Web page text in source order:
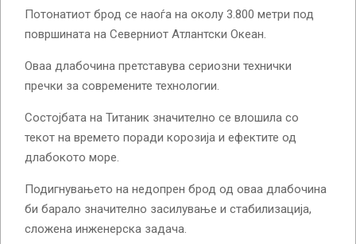
Потонатиот брод се наоѓа на околу 3.800 метри под
површината на Северниот Атлантски Океан.
Оваа длабочина претставува сериозни технички
пречки за современите технологии.
Состојбата на Титаник значително се влошила со
текот на времето поради корозија и ефектите од
длабокото море.
Подигнувањето на недопрен брод од оваа длабочина
би барало значително засилување и стабилизација,
сложена инженерска задача.